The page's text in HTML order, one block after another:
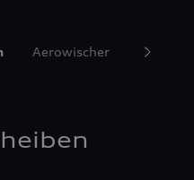
Aerowischer